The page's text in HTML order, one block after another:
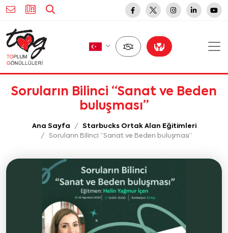
Soruların Bilinci “Sanat ve Beden
buluşması”
Ana Sayfa
Starbucks Ortak Alan Eğitimleri
Soruların Bilinci “Sanat ve Beden buluşması”